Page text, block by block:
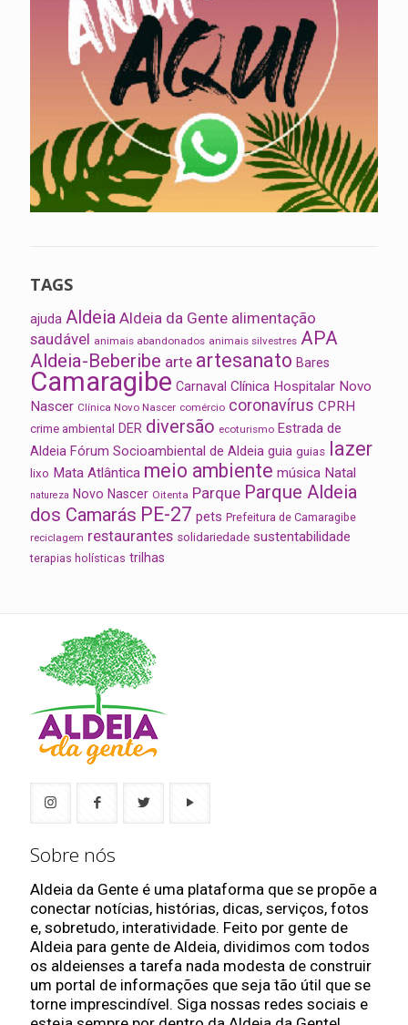
TAGS
ajuda Aldeia Aldeia da Gente alimentação
saudável animais abandonados animais silvestres APA
Aldeia-Beberibe arte artesanato Bares
Camaragibe Carnaval Clínica Hospitalar Novo
Nascer Clínica Novo Nascer comércio coronavírus CPRH
crime ambiental DER diversão ecoturismo Estrada de
Aldeia Fórum Socioambiental de Aldeia guia guias lazer
lixo Mata Atlântica meio ambiente música Natal
natureza Novo Nascer Oitenta Parque Parque Aldeia
dos Camarás PE-27 pets Prefeitura de Camaragibe
reciclagem restaurantes solidariedade sustentabilidade
terapias holísticas trilhas
Sobre nós
Aldeia da Gente é uma plataforma que se propõe a
conectar notícias, histórias, dicas, serviços, fotos
e, sobretudo, interatividade. Feito por gente de
Aldeia para gente de Aldeia, dividimos com todos
os aldeienses a tarefa nada modesta de construir
um portal de informações que seja tão útil que se
torne imprescindível. Siga nossas redes sociais e